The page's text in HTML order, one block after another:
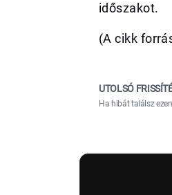
időszakot.
(A cikk
UTOLSÓ
Ha hibát találsz